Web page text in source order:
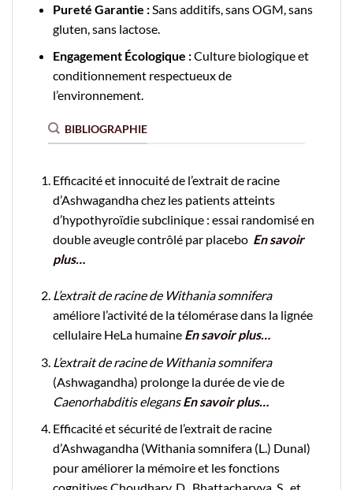
Pureté Garantie :Sans additifs, sans OGM, sans
gluten, sans lactose.
Engagement Écologique :Culture biologique et
conditionnement respectueux de
l’environnement.
BIBLIOGRAPHIE
Efficacité et innocuité de l’extrait de racine
d’Ashwagandha chez les patients atteints
d’hypothyroïdie subclinique : essai randomisé en
double aveugle contrôlé par placebo En savoir
plus…
L’extrait de racine de Withania somnifera
améliore l’activité de la télomérase dans la lignée
cellulaire HeLa humaine En savoir plus…
L’extrait de racine de Withania somnifera
(Ashwagandha) prolonge la durée de vie de
Caenorhabditis elegansEn savoir plus…
Efficacité et sécurité de l’extrait de racine
d’Ashwagandha (Withania somnifera (L.) Dunal)
pour améliorer la mémoire et les fonctions